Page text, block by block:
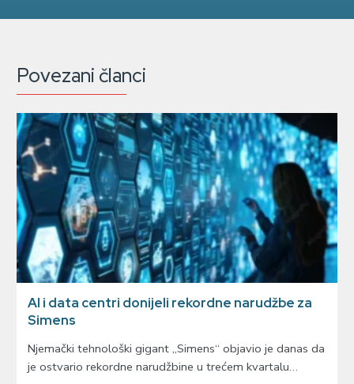
Povezani članci
AI i data centri donijeli rekordne narudžbe za
Simens
Njemački tehnološki gigant „Simens“ objavio je danas da
je ostvario rekordne narudžbine u trećem kvartalu…